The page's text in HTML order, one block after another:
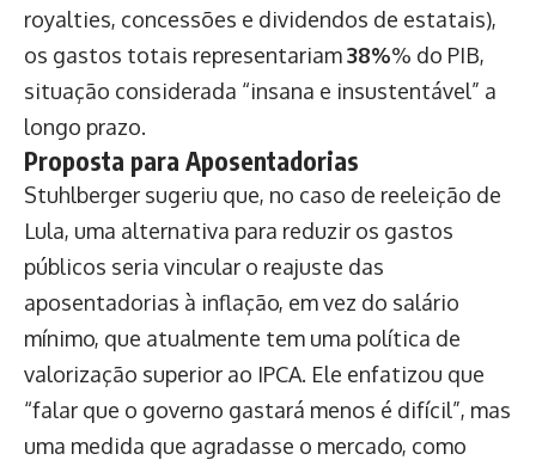
royalties, concessões e dividendos de estatais),
os gastos totais representariam38%% do PIB,
situação considerada “insana e insustentável” a
longo prazo.
Proposta para Aposentadorias
Stuhlberger sugeriu que, no caso de reeleição de
Lula, uma alternativa para reduzir os gastos
públicos seria vincular o reajuste das
aposentadorias à inflação, em vez do salário
mínimo, que atualmente tem uma política de
valorização superior ao IPCA. Ele enfatizou que
“falar que o governo gastará menos é difícil”, mas
uma medida que agradasse o mercado, como